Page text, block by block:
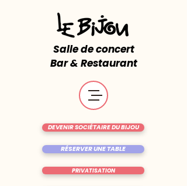
Salle de concert
Bar & Restaurant
RÉSERVER UNE TABLE
DEVENIR SOCIÉTAIRE DU BIJOU
PRIVATISATION